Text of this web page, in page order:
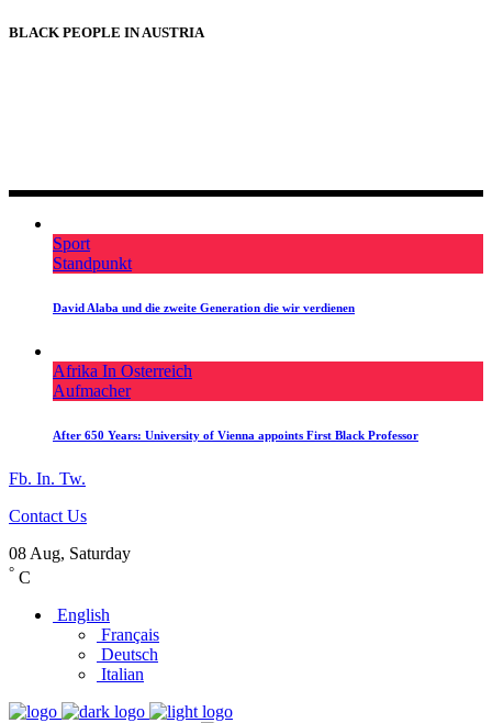
BLACK PEOPLE IN AUSTRIA
Sport
Standpunkt
David Alaba und die zweite Generation die wir verdienen
Afrika In Osterreich
Aufmacher
After 650 Years: University of Vienna appoints First Black Professor
Fb. In. Tw.
Contact Us
08 Aug, Saturday
° C
English
Français
Deutsch
Italian